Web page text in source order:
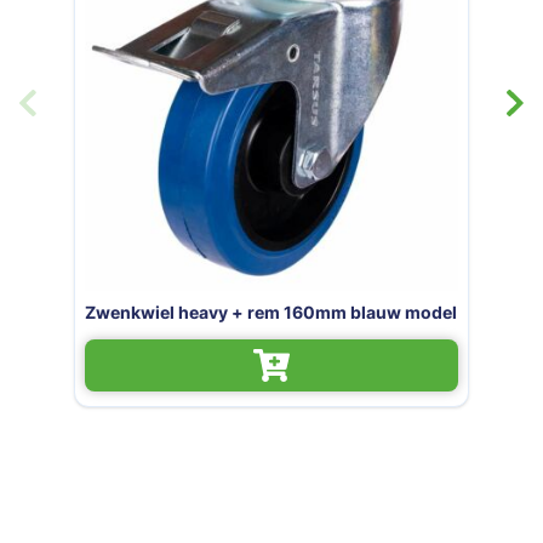
Bokwiel heavy 160mm blauw model